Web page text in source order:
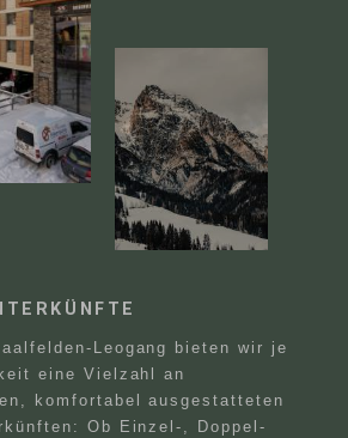
Leogang bieten wir je
eine Vielzahl an
komfortabel ausgestatteten
Ob Einzel-, Doppel-